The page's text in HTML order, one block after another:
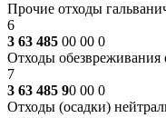
Прочие отходы
6
3 63 485 00 00 0
Отходы обезвреживания
7
3 63 485 90 00 0
Отходы (осадки)